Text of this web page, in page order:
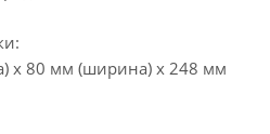
x 80 мм (ширина) x 248 мм